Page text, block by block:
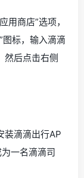
用商店”选项，
图标，输入滴滴
然后点击右侧
装滴滴出行AP
一名滴滴司